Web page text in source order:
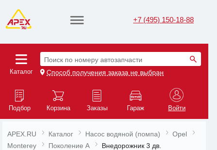
+7 (495) 150-18-88
Каталог
Поиск по номеру автозапчасти
Способ получения заказа не выбран
Подбор Корзина Заказы Гараж Войти
APEX.RU Каталог Насос водяной (помпа)
Opel
Monterey
Поколение A Внедорожник 3 дв.